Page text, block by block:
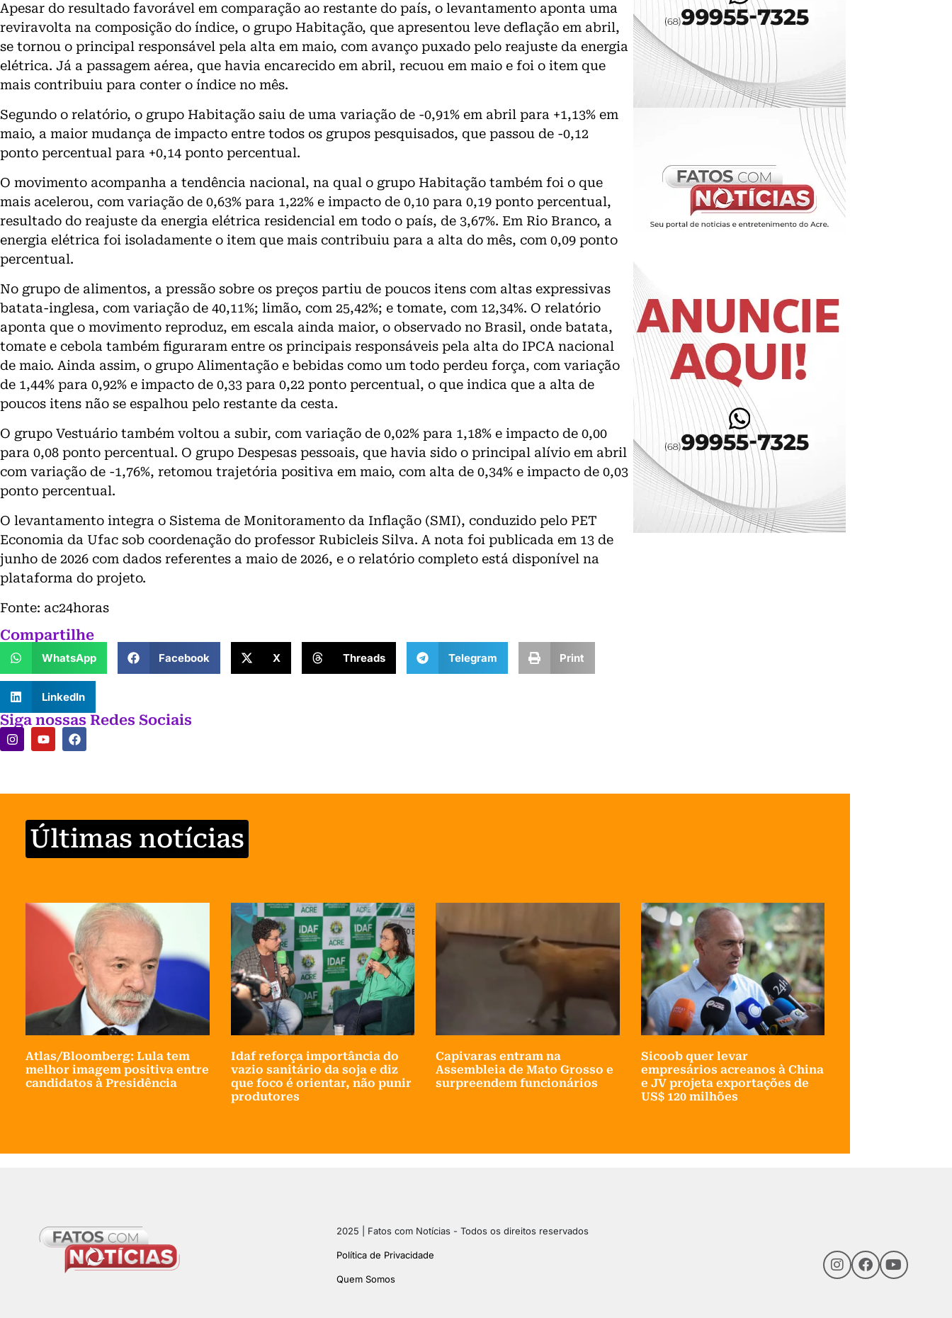
Apesar do resultado favorável em comparação ao restante do país, o levantamento aponta uma
reviravolta na composição do índice, o grupo Habitação, que apresentou leve deflação em abril,
se tornou o principal responsável pela alta em maio, com avanço puxado pelo reajuste da energia
elétrica. Já a passagem aérea, que havia encarecido em abril, recuou em maio e foi o item que
mais contribuiu para conter o índice no mês.
Segundo o relatório, o grupo Habitação saiu de uma variação de -0,91% em abril para +1,13% em
maio, a maior mudança de impacto entre todos os grupos pesquisados, que passou de -0,12
ponto percentual para +0,14 ponto percentual.
O movimento acompanha a tendência nacional, na qual o grupo Habitação também foi o que
mais acelerou, com variação de 0,63% para 1,22% e impacto de 0,10 para 0,19 ponto percentual,
resultado do reajuste da energia elétrica residencial em todo o país, de 3,67%. Em Rio Branco, a
energia elétrica foi isoladamente o item que mais contribuiu para a alta do mês, com 0,09 ponto
percentual.
No grupo de alimentos, a pressão sobre os preços partiu de poucos itens com altas expressivas
batata-inglesa, com variação de 40,11%; limão, com 25,42%; e tomate, com 12,34%. O relatório
aponta que o movimento reproduz, em escala ainda maior, o observado no Brasil, onde batata,
tomate e cebola também figuraram entre os principais responsáveis pela alta do IPCA nacional
de maio. Ainda assim, o grupo Alimentação e bebidas como um todo perdeu força, com variação
de 1,44% para 0,92% e impacto de 0,33 para 0,22 ponto percentual, o que indica que a alta de
poucos itens não se espalhou pelo restante da cesta.
O grupo Vestuário também voltou a subir, com variação de 0,02% para 1,18% e impacto de 0,00
para 0,08 ponto percentual. O grupo Despesas pessoais, que havia sido o principal alívio em abril
com variação de -1,76%, retomou trajetória positiva em maio, com alta de 0,34% e impacto de 0,03
ponto percentual.
O levantamento integra o Sistema de Monitoramento da Inflação (SMI), conduzido pelo PET
Economia da Ufac sob coordenação do professor Rubicleis Silva. A nota foi publicada em 13 de
junho de 2026 com dados referentes a maio de 2026, e o relatório completo está disponível na
plataforma do projeto.
Fonte: ac24horas
Compartilhe
WhatsApp Facebook X Threads Telegram Print
LinkedIn
Siga nossas Redes Sociais
Últimas notícias
Atlas/Bloomberg: Lula tem
melhor imagem positiva entre
candidatos à Presidência
Idaf reforça importância do
vazio sanitário da soja e diz
que foco é orientar, não punir
produtores
Capivaras entram na
Assembleia de Mato Grosso e
surpreendem funcionários
Sicoob quer levar
empresários acreanos à China
e JV projeta exportações de
US$ 120 milhões
2025 | Fatos com Notícias - Todos os direitos reservados
Política de Privacidade
Quem Somos